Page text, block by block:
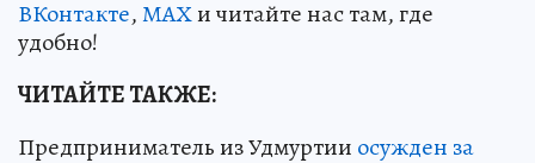
ВКонтакте,МАХи читайте нас там, где
удобно!
ЧИТАЙТЕ ТАКЖЕ:
Предприниматель из Удмуртии осужден за